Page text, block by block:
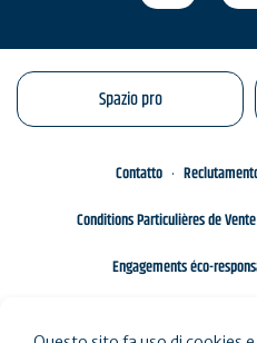
Spazio pro
Contatto
Conditions Particulières de Vente
Engagements éco-